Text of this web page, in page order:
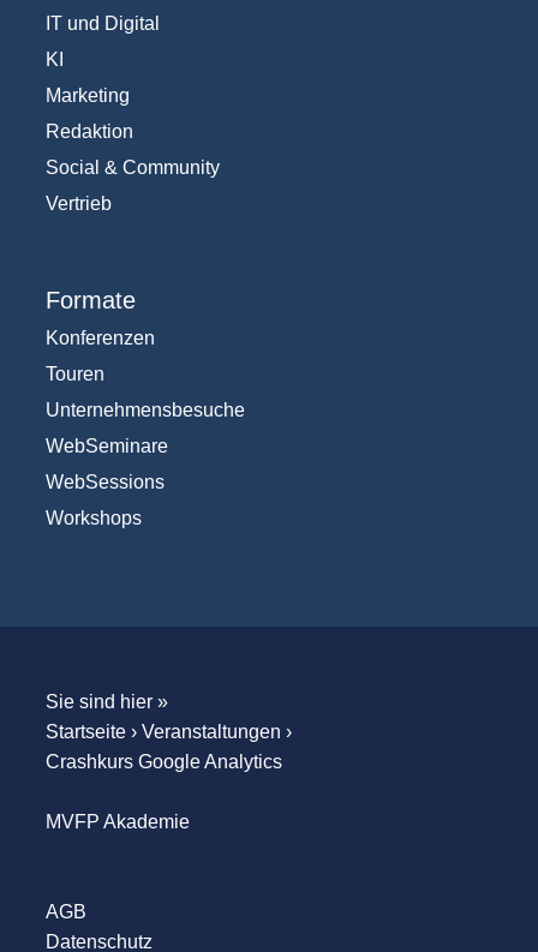
IT und Digital
KI
Marketing
Redaktion
Social & Community
Vertrieb
Formate
Konferenzen
Touren
Unternehmensbesuche
WebSeminare
WebSessions
Workshops
Sie sind hier »
Startseite› Veranstaltungen ›
Crashkurs Google Analytics
MVFP Akademie
AGB
Datenschutz